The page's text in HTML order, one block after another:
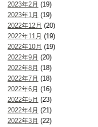
2023年2月 (19)
2023年1月 (19)
2022年12月 (20)
2022年11月 (19)
2022年10月 (19)
2022年9月 (20)
2022年8月 (18)
2022年7月 (18)
2022年6月 (16)
2022年5月 (23)
2022年4月 (21)
2022年3月 (22)